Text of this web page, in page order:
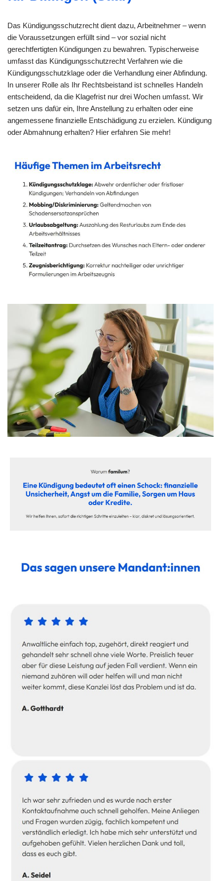
Das Kündigungsschutzrecht dient dazu, Arbeitnehmer – wenn
die Voraussetzungen erfüllt sind – vor sozial nicht
gerechtfertigten Kündigungen zu bewahren. Typischerweise
umfasst das Kündigungsschutzrecht Verfahren wie die
Kündigungsschutzklage oder die Verhandlung einer Abfindung.
In unserer Rolle als Ihr Rechtsbeistand ist schnelles Handeln
entscheidend, da die Klagefrist nur drei Wochen umfasst. Wir
setzen uns dafür ein, Ihre Anstellung zu erhalten oder eine
angemessene finanzielle Entschädigung zu erzielen. Kündigung
oder Abmahnung erhalten? Hier erfahren Sie mehr!